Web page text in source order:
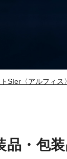
SIer〈アルフィス〉
品・包